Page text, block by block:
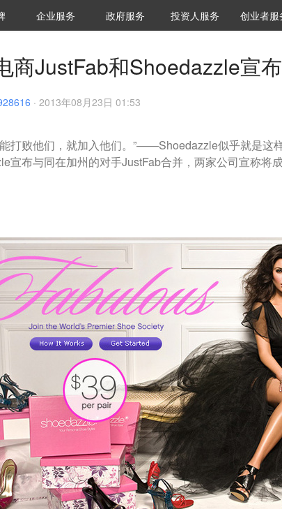
36Kr研究院
企业服务 城市之窗
政府服务 VClub投资机构库
投资机构职位推介
投资人服务 创投氪堂
创业者服
商JustFab和Shoedazzle宣布
· 2013年08月23日 01:53
打败他们，就加入他们。”——Shoedazzle似乎就是这
宣布与同在加州的对手JustFab合并，两家公司宣称将